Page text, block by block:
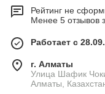
Рейтинг не
Менее 5 отзывов
Работает с
г. Алматы
Улица Шафик
Алматы,